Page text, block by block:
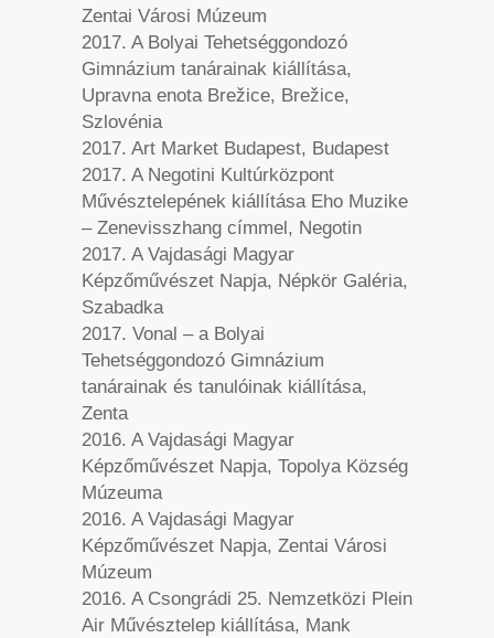
Zentai Városi Múzeum
2017. A Bolyai Tehetséggondozó
Gimnázium tanárainak kiállítása,
Upravna enota Brežice, Brežice,
Szlovénia
2017. Art Market Budapest, Budapest
2017. A Negotini Kultúrközpont
Művésztelepének kiállítása Eho Muzike
– Zenevisszhang címmel, Negotin
2017. A Vajdasági Magyar
Képzőművészet Napja, Népkör Galéria,
Szabadka
2017. Vonal – a Bolyai
Tehetséggondozó Gimnázium
tanárainak és tanulóinak kiállítása,
Zenta
2016. A Vajdasági Magyar
Képzőművészet Napja, Topolya Község
Múzeuma
2016. A Vajdasági Magyar
Képzőművészet Napja, Zentai Városi
Múzeum
2016. A Csongrádi 25. Nemzetközi Plein
Air Művésztelep kiállítása, Mank